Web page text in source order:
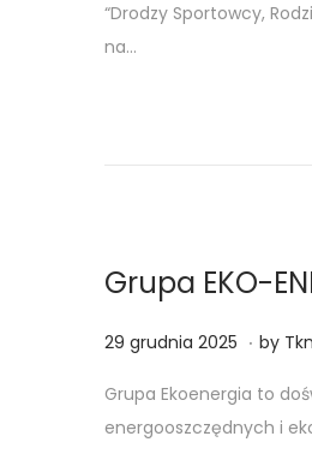
w
2
3
“Drodzy Sportowcy,
na…
Grupa EKO-
Posted on
29 grudnia 2025 2
k
w
. by
Grupa Ekoenergia to
energooszczędnych i